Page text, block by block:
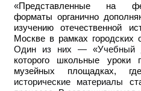
«Представленные на
форматы органично
изучению отечественной
Москве в рамках городских
Один из них — «Учебный
которого школьные уроки
музейных площадках,
исторические материалы